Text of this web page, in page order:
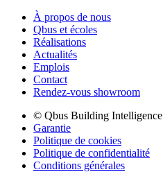
À propos de nous
Qbus et écoles
Réalisations
Actualités
Emplois
Contact
Rendez-vous showroom
© Qbus Building Intelligence
Garantie
Politique de cookies
Politique de confidentialité
Conditions générales